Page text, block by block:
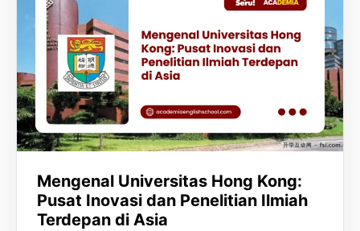
Mengenal Universitas Hong Kong:
Pusat Inovasi dan Penelitian Ilmiah
Terdepan di Asia